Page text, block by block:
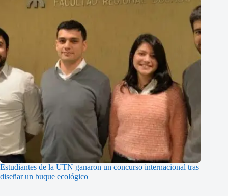
Estudiantes de la UTN ganaron un concurso internacional tras
diseñar un buque ecológico